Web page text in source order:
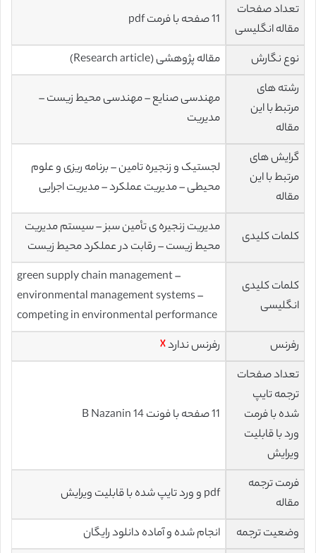
تعداد صفحات
مقاله انگلیسی
11 صفحه با فرمت pdf
نوع نگارش
مقاله پژوهشی (Research article)
رشته های
مرتبط با این
مقاله
مهندسی صنایع – مهندسی محیط زیست –
مدیریت
گرایش های
مرتبط با این
مقاله
لجستیک و زنجیره تامین – برنامه ریزی و علوم
محیطی – مدیریت عملکرد – مدیریت اجرایی
کلمات کلیدی
مدیریت زنجیره ی تأمین سبز – سیستم مدیریت
محیط زیست – رقابت در عملکرد محیط زیست
کلمات کلیدی
انگلیسی
green supply chain management –
environmental management systems –
competing in environmental performance
رفرنس
رفرنس ندارد☓
تعداد صفحات
ترجمه تایپ
شده با فرمت
ورد با قابلیت
ویرایش
11 صفحه با فونت 14 B Nazanin
فرمت ترجمه
مقاله
pdf و ورد تایپ شده با قابلیت ویرایش
وضعیت ترجمه
انجام شده و آماده دانلود رایگان